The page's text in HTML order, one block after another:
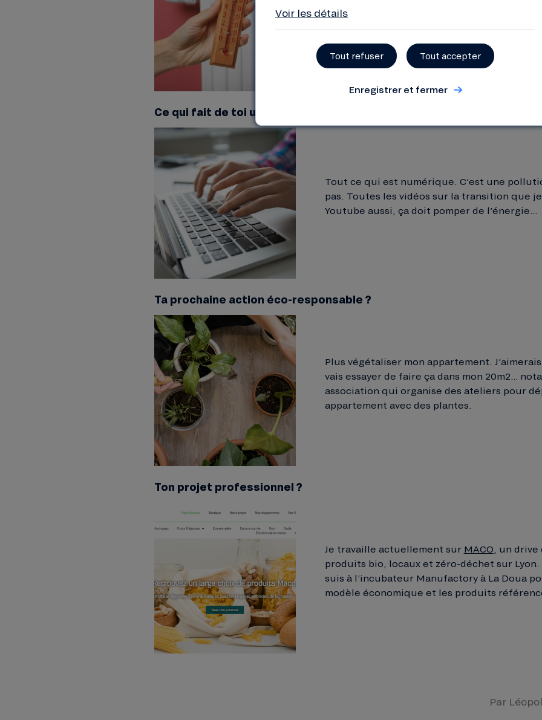
de la sobriété. Surtout au niveau de
Ce qui fait de toi un écolo imparfait ?
Tout ce qui est numérique. C’est une
pas. Toutes les vidéos sur la transition que
Youtube aussi, ça doit pomper de l’énergie…
Ta prochaine action éco-responsable ?
Plus végétaliser mon appartement.
vais essayer de faire ça dans mon 20m2…
association qui organise des ateliers pour
appartement avec des plantes.
Ton projet professionnel ?
Je travaille actuellement sur MACO , un
produits bio, locaux et zéro-déchet sur Lyon.
suis à l’incubateur Manufactory à La Doua
modèle économique et les produits
Par
Voir les détails
Tout refuser Tout accepter
Enregistrer et fermer